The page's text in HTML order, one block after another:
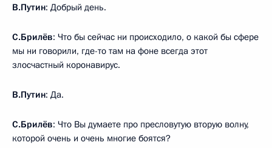
В.Путин: Добрый день.
С.Брилёв: Что бы сейчас ни происходило, о какой бы сфере
мы ни говорили, где-то там на фоне всегда этот
злосчастный коронавирус.
В.Путин: Да.
С.Брилёв: Что Вы думаете про пресловутую вторую волну,
которой очень и очень многие боятся?